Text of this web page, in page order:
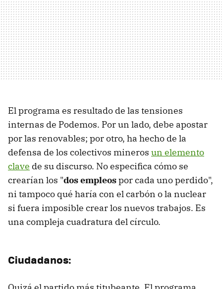
El programa es resultado de las tensiones
internas de Podemos. Por un lado, debe apostar
por las renovables; por otro, ha hecho de la
defensa de los colectivos mineros un elemento
clave de su discurso. No especifica cómo se
crearían los "dos empleospor cada uno perdido",
ni tampoco qué haría con el carbón o la nuclear
si fuera imposible crear los nuevos trabajos. Es
una compleja cuadratura del círculo.
Ciudadanos: